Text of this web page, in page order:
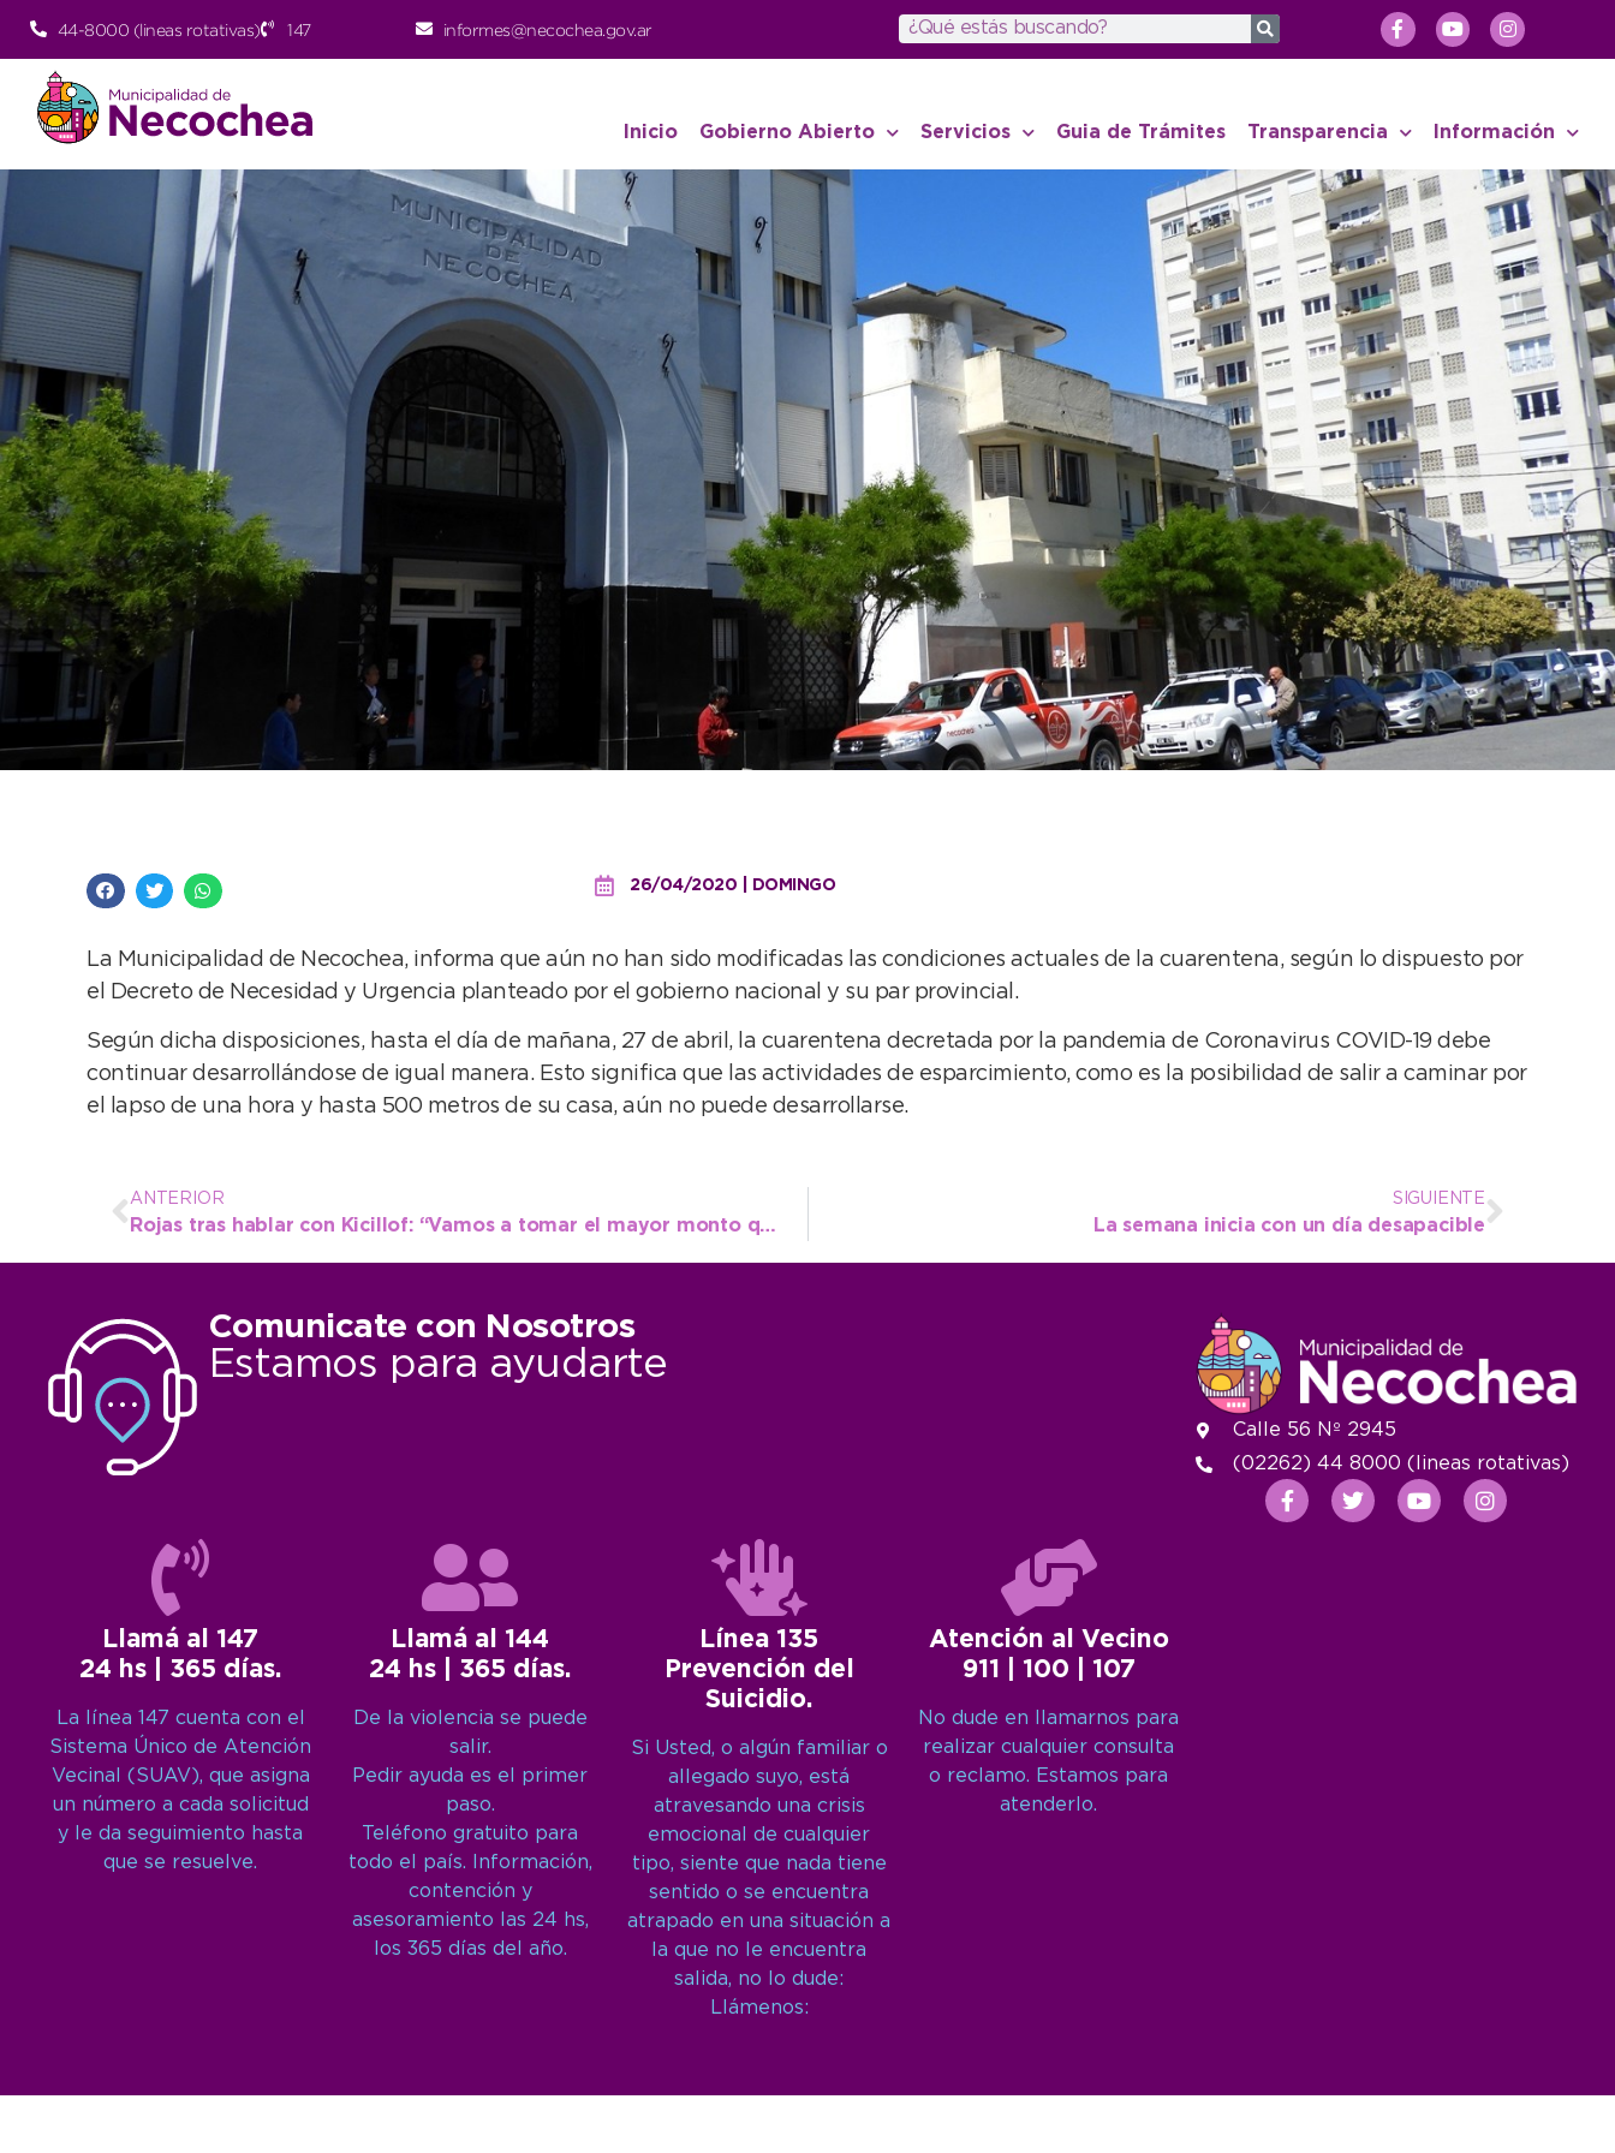
44-8000 (lineas rotativas) 147 informes@necochea.gov.ar
Inicio Gobierno Abierto Servicios Guia de Trámites Transparencia Información
26/04/2020 | DOMINGO
La Municipalidad de Necochea, informa que aún no han sido modificadas las condiciones actuales de la cuarentena, según lo dispuesto por
el Decreto de Necesidad y Urgencia planteado por el gobierno nacional y su par provincial.
Según dicha disposiciones, hasta el día de mañana, 27 de abril, la cuarentena decretada por la pandemia de Coronavirus COVID-19 debe
continuar desarrollándose de igual manera. Esto significa que las actividades de esparcimiento, como es la posibilidad de salir a caminar por
el lapso de una hora y hasta 500 metros de su casa, aún no puede desarrollarse.
ANTERIOR
Rojas tras hablar con Kicillof: “Vamos a tomar el mayor monto que nos permita el crédito”
SIGUIENTE
La semana inicia con un día desapacible
Comunicate con Nosotros
Estamos para ayudarte
Llamá al 147
24 hs | 365 días.
La línea 147 cuenta con el
Sistema Único de Atención
Vecinal (SUAV), que asigna
un número a cada solicitud
y le da seguimiento hasta
que se resuelve.
Llamá al 144
24 hs | 365 días.
De la violencia se puede
salir.
Pedir ayuda es el primer
paso.
Teléfono gratuito para
todo el país. Información,
contención y
asesoramiento las 24 hs,
los 365 días del año.
Línea 135
Prevención del
Suicidio.
Si Usted, o algún familiar o
allegado suyo, está
atravesando una crisis
emocional de cualquier
tipo, siente que nada tiene
sentido o se encuentra
atrapado en una situación a
la que no le encuentra
salida, no lo dude:
Llámenos:
Atención al Vecino
911 | 100 | 107
No dude en llamarnos para
realizar cualquier consulta
o reclamo. Estamos para
atenderlo.
Calle 56 Nº 2945
(02262) 44 8000 (lineas rotativas)